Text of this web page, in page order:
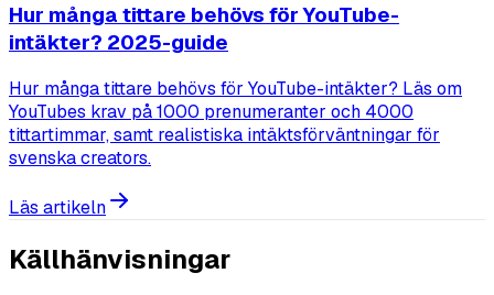
Hur många tittare behövs för YouTube-
intäkter? 2025-guide
Hur många tittare behövs för YouTube-intäkter? Läs om
YouTubes krav på 1000 prenumeranter och 4000
tittartimmar, samt realistiska intäktsförväntningar för
svenska creators.
Läs artikeln
Källhänvisningar